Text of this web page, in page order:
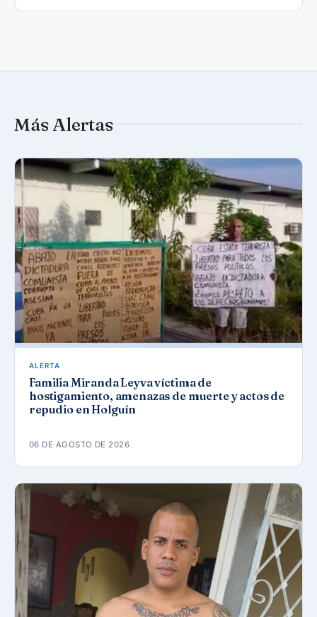
Más Alertas
ALERTA
Familia Miranda Leyva víctima de
hostigamiento, amenazas de muerte y actos de
repudio en Holguín
06 DE AGOSTO DE 2026